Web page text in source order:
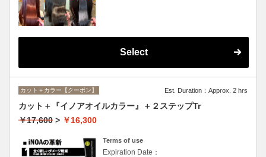
Select
カット＋カラー【クーポン】 Est. Duration：Approx. 2 hrs
カット＋『イノアオイルカラー』＋２ステップTr
￥17,600 > ￥16,300
Terms of use
Expiration Date：